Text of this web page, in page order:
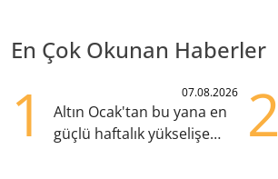
En Çok Okunan Haberler
1 07.08.2026
Altın Ocak'tan bu yana en
güçlü haftalık yükselişe
2